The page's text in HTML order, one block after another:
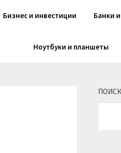
Бизнес и инвестиции Банки
Ноутбуки и планшеты
ПОИСК